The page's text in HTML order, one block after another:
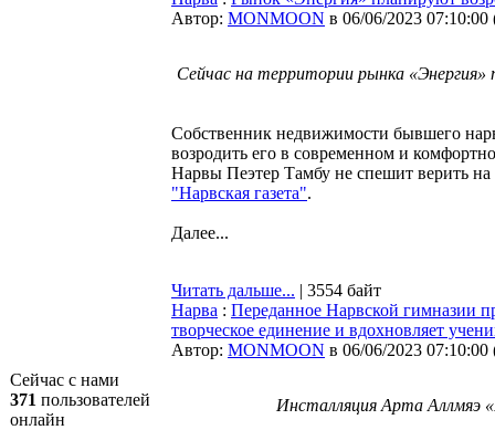
Сейчас с нами
371 пользователей
онлайн
Автор: MONMOON в 06/06/2023 07:10:00
Сейчас на территории рынка
Собственник недвижимости бывшего
возродить его в современном и
Нарвы Пеэтер Тамбу не спешит верить на
"Нарвская газета".
Далее...
Читать дальше... | 3554 байт
Нарва : Переданное Нарвской гимназии
творческое единение и вдохновляет
Автор: MONMOON в 06/06/2023 07:10:00
Инсталляция Арта Аллмяэ